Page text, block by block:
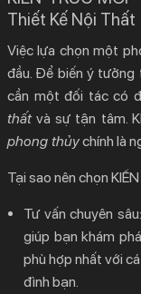
Thiết Kế Nội Thất
Việc lựa chọn một
đầu. Để biến ý tưởng
cần một đối tác có
thấtvà sự tận tâm.
phong thủychính là
Tại sao nên chọn
Tư vấn chuyên sâu:
giúp bạn khám
phù hợp nhất với
đình bạn.